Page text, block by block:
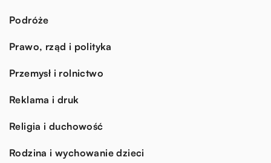
Podróże
Prawo, rząd i polityka
Przemysł i rolnictwo
Reklama i druk
Religia i duchowość
Rodzina i wychowanie dzieci